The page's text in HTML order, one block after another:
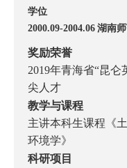
学位
2000.09-2004.06 湖南
奖励荣誉
2019年青海省“昆仑
尖人才
教学与课程
主讲本科生课程《
环境学》
科研项目